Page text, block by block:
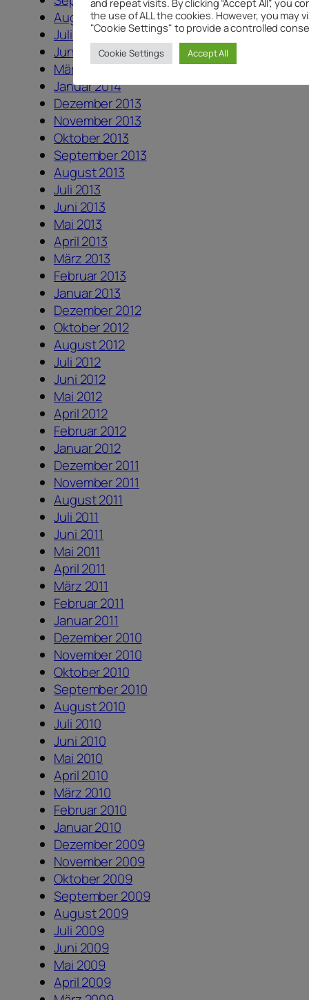
August 2014
Juli 2014
Juni 2014
März 2014
Januar 2014
Dezember 2013
November 2013
Oktober 2013
September 2013
August 2013
Juli 2013
Juni 2013
Mai 2013
April 2013
März 2013
Februar 2013
Januar 2013
Dezember 2012
Oktober 2012
August 2012
Juli 2012
Juni 2012
Mai 2012
April 2012
Februar 2012
Januar 2012
Dezember 2011
November 2011
August 2011
Juli 2011
Juni 2011
Mai 2011
April 2011
März 2011
Februar 2011
Januar 2011
Dezember 2010
November 2010
Oktober 2010
September 2010
August 2010
Juli 2010
Juni 2010
Mai 2010
April 2010
März 2010
Februar 2010
Januar 2010
Dezember 2009
November 2009
Oktober 2009
September 2009
August 2009
Juli 2009
Juni 2009
Mai 2009
April 2009
and repeat visits. By clicking “Accept All”, you
the use of ALL the cookies. However, you may
"Cookie Settings" to provide a controlled
Cookie Settings Accept All